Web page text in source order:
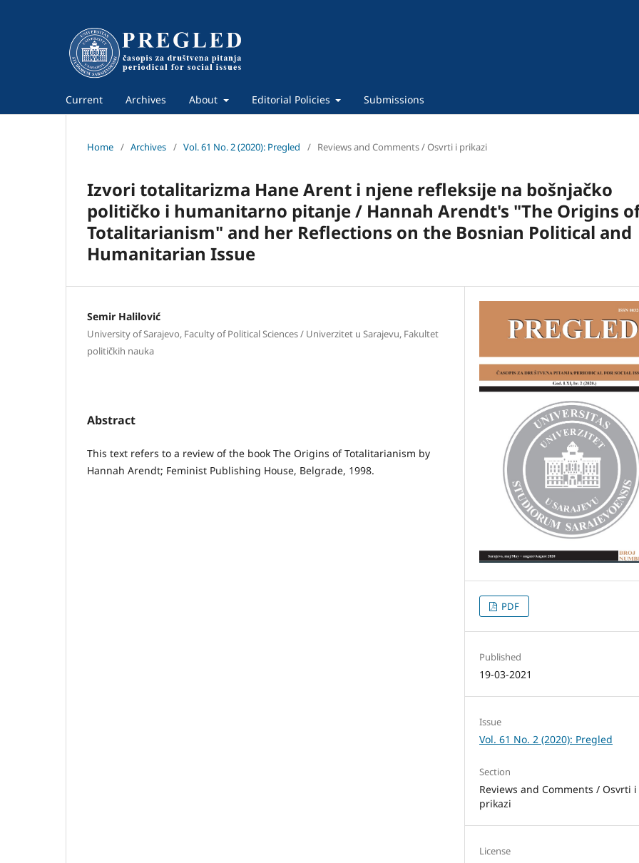
Current Archives About Editorial Policies Submissions
Home / Archives / Vol. 61 No. 2 (2020): Pregled / Reviews and Comments / Osvrti i prikazi
Izvori totalitarizma Hane Arent i njene refleksije na bošnjačko
političko i humanitarno pitanje / Hannah Arendt's "The Origins
Totalitarianism" and her Reflections on the Bosnian Political and
Humanitarian Issue
Semir Halilović
University of Sarajevo, Faculty of Political Sciences / Univerzitet u Sarajevu, Fakultet
političkih nauka
Abstract
This text refers to a review of the book The Origins of Totalitarianism by
Hannah Arendt; Feminist Publishing House, Belgrade, 1998.
PDF
Published
19-03-2021
Issue
Vol. 61 No. 2 (2020): Pregled
Section
Reviews and Comments / Osvrti i
prikazi
License